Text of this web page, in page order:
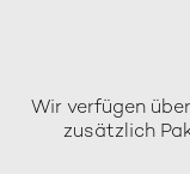
Wir verfügen
zusätzlich